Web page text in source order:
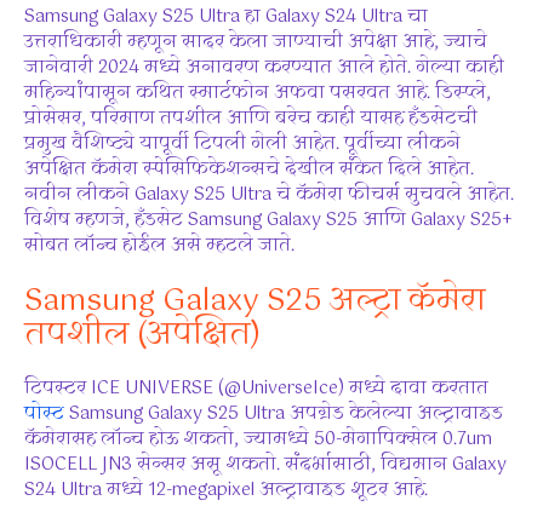
Samsung Galaxy S25 Ultra हा Galaxy S24 Ultra चा
उत्तराधिकारी म्हणून सादर केला जाण्याची अपेक्षा आहे, ज्याचे
जानेवारी 2024 मध्ये अनावरण करण्यात आले होते. गेल्या काही
महिन्यांपासून कथित स्मार्टफोन अफवा पसरवत आहे. डिस्प्ले,
प्रोसेसर, परिमाण तपशील आणि बरेच काही यासह हँडसेटची
प्रमुख वैशिष्ट्ये यापूर्वी टिपली गेली आहेत. पूर्वीच्या लीकने
अपेक्षित कॅमेरा स्पेसिफिकेशन्सचे देखील संकेत दिले आहेत.
नवीन लीकने Galaxy S25 Ultra चे कॅमेरा फीचर्स सुचवले आहेत.
विशेष म्हणजे, हँडसेट Samsung Galaxy S25 आणि Galaxy S25+
सोबत लॉन्च होईल असे म्हटले जाते.
Samsung Galaxy S25 अल्ट्रा कॅमेरा
तपशील (अपेक्षित)
टिपस्टर ICE UNIVERSE (@UniverseIce) मध्ये दावा करतात
पोस्टSamsung Galaxy S25 Ultra अपग्रेड केलेल्या अल्ट्रावाइड
कॅमेरासह लॉन्च होऊ शकतो, ज्यामध्ये 50-मेगापिक्सेल 0.7um
ISOCELL JN3 सेन्सर असू शकतो. संदर्भासाठी, विद्यमान Galaxy
S24 Ultra मध्ये 12-megapixel अल्ट्रावाइड शूटर आहे.